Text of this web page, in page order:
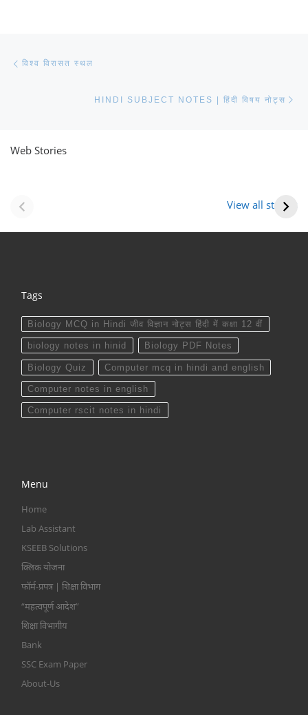
विश्व विरासत स्थल
HINDI SUBJECT NOTES | हिंदी विषय नोट्स
Web Stories
View all stories
(राजस्थान) |
Formation Of New
Districts
आभूषण (women’s
rajasthan)
Tags
Biology MCQ in Hindi जीव विज्ञान नोट्स हिंदी में कक्षा 12 वीं
biology notes in hinid Biology PDF Notes
Biology Quiz Computer mcq in hindi and english
Computer notes in english
Computer rscit notes in hindi
Menu
Home
Lab Assistant
KSEEB Solutions
क्लिक योजना
फॉर्म-प्रपत्र | शिक्षा विभाग
“महत्वपूर्ण आदेश”
शिक्षा विभागीय
Bank
SSC Exam Paper
About-Us